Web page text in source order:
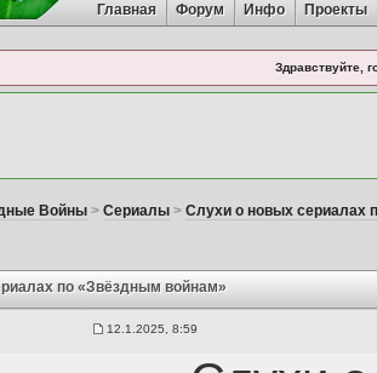
Главная Форум Инфо Проекты
Здравствуйте,
Войны> Сериалы> Слухи о новых сериалах
по «Звёздным войнам»
12.1.2025, 8:59